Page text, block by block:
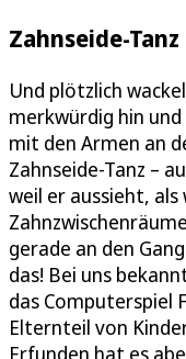
Zahnseide-Tanz
Und plötzlich
merkwürdig hin und
mit den Armen an
Zahnseide-Tanz –
weil er aussieht,
gerade an den
das! Bei uns
das Computerspiel
Elternteil von
Erfunden hat es